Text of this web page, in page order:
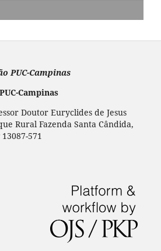
PUC-Campinas
Campinas
Doutor Euryclides de Jesus
Rural Fazenda Santa Cândida,
571